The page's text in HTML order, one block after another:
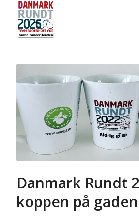
Danmark Rundt
koppen på gaden